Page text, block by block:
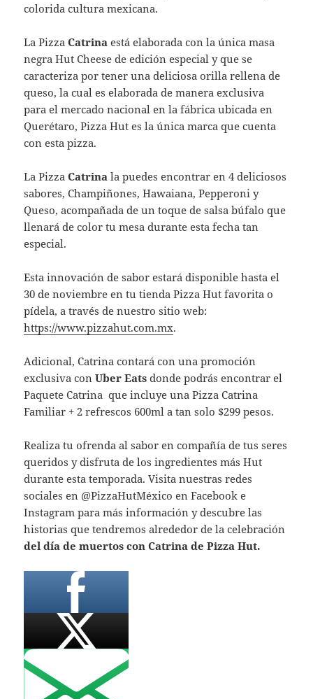
colorida cultura mexicana.
La PizzaCatrina está elaborada con la única masa
negra Hut Cheese de edición especial y que se
caracteriza por tener una deliciosa orilla rellena de
queso, la cual es elaborada de manera exclusiva
para el mercado nacional en la fábrica ubicada en
Querétaro, Pizza Hut es la única marca que cuenta
con esta pizza.
La PizzaCatrina la puedes encontrar en 4 deliciosos
sabores, Champiñones, Hawaiana, Pepperoni y
Queso, acompañada de un toque de salsa búfalo que
llenará de color tu mesa durante esta fecha tan
especial.
Esta innovación de sabor estará disponible hasta el
30 de noviembre en tu tienda Pizza Hut favorita o
pídela, a través de nuestro sitio web:
https://www.pizzahut.com.mx.
Adicional, Catrina contará con una promoción
exclusiva conUber Eats donde podrás encontrar el
Paquete Catrina que incluye una Pizza Catrina
Familiar + 2 refrescos 600ml a tan solo $299 pesos.
Realiza tu ofrenda al sabor en compañía de tus seres
queridos y disfruta de los ingredientes más Hut
durante esta temporada. Visita nuestras redes
sociales en @PizzaHutMéxico en Facebook e
Instagram para más información y descubre las
historias que tendremos alrededor de la celebración
del día de muertos con Catrina de Pizza Hut.